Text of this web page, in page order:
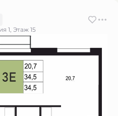
1, Этаж 15